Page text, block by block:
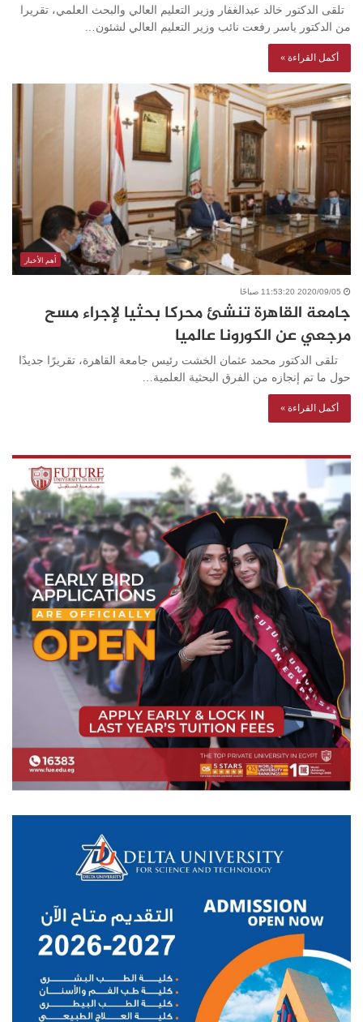
تلقى الدكتور خالد عبدالغفار وزير التعليم العالي والبحث العلمي، تقريرا
من الدكتور ياسر رفعت نائب وزير التعليم العالي لشئون…
أكمل القراءة »
أهم الأخبار
2020/09/05 11:53:20 صباحًا
جامعة القاهرة تنشئ محركا بحثيا لإجراء مسح
مرجعي عن الكورونا عالميا
تلقى الدكتور محمد عثمان الخشت رئيس جامعة القاهرة، تقريرًا جديدًا
حول ما تم إنجازه من الفرق البحثية العلمية…
أكمل القراءة »